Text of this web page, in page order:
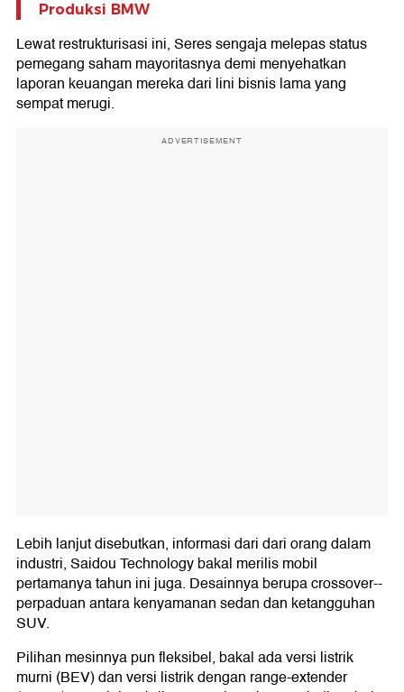
Produksi BMW
Lewat restrukturisasi ini, Seres sengaja melepas status
pemegang saham mayoritasnya demi menyehatkan
laporan keuangan mereka dari lini bisnis lama yang
sempat merugi.
ADVERTISEMENT
Lebih lanjut disebutkan, informasi dari dari orang dalam
industri, Saidou Technology bakal merilis mobil
pertamanya tahun ini juga. Desainnya berupa crossover--
perpaduan antara kenyamanan sedan dan ketangguhan
SUV.
Pilihan mesinnya pun fleksibel, bakal ada versi listrik
murni (BEV) dan versi listrik dengan range-extender